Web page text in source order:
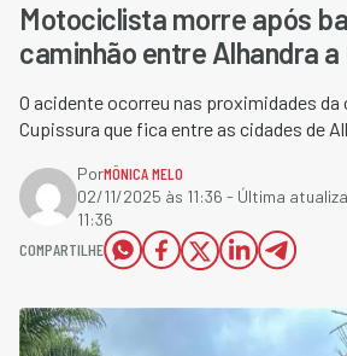
Motociclista morre após
caminhão entre Alhandra
O acidente ocorreu nas proximidades da
Cupissura que fica entre as cidades de
PorMÔNICA MELO
02/11/2025 às 11:36 - Última
11:36
COMPARTILHE